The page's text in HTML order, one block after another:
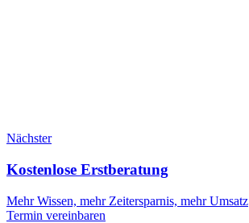
Nächster
Kostenlose Erstberatung
Mehr Wissen, mehr Zeitersparnis, mehr Umsatz
Termin vereinbaren